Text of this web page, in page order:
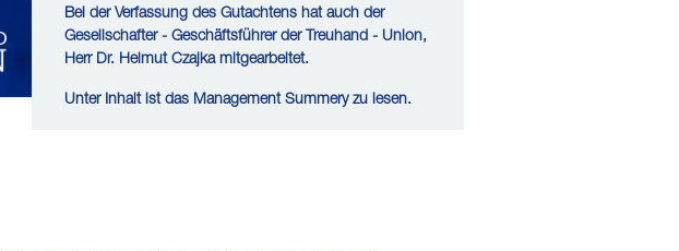
Bei der Verfassung des Gutachtens hat auch der
Gesellschafter - Geschäftsführer der Treuhand - Union,
Herr Dr. Helmut Czajka mitgearbeitet.
Unter Inhalt ist das Management Summery zu lesen.